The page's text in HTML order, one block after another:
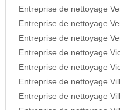
Entreprise de nettoyage
Entreprise de nettoyage
Entreprise de nettoyage
Entreprise de nettoyage
Entreprise de nettoyage
Entreprise de nettoyage
Entreprise de nettoyage